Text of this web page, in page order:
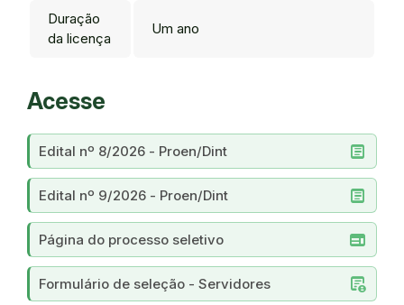
Duração
da licença
Um ano
Acesse
article
Edital nº 8/2026 - Proen/Dint
article
Edital nº 9/2026 - Proen/Dint
web
Página do processo seletivo
demography
Formulário de seleção - Servidores